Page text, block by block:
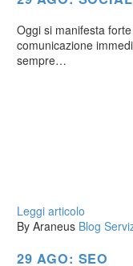
Oggi si manifesta
comunicazione
sempre…
Leggi articolo
By Araneus Blog
29 AGO: SEO